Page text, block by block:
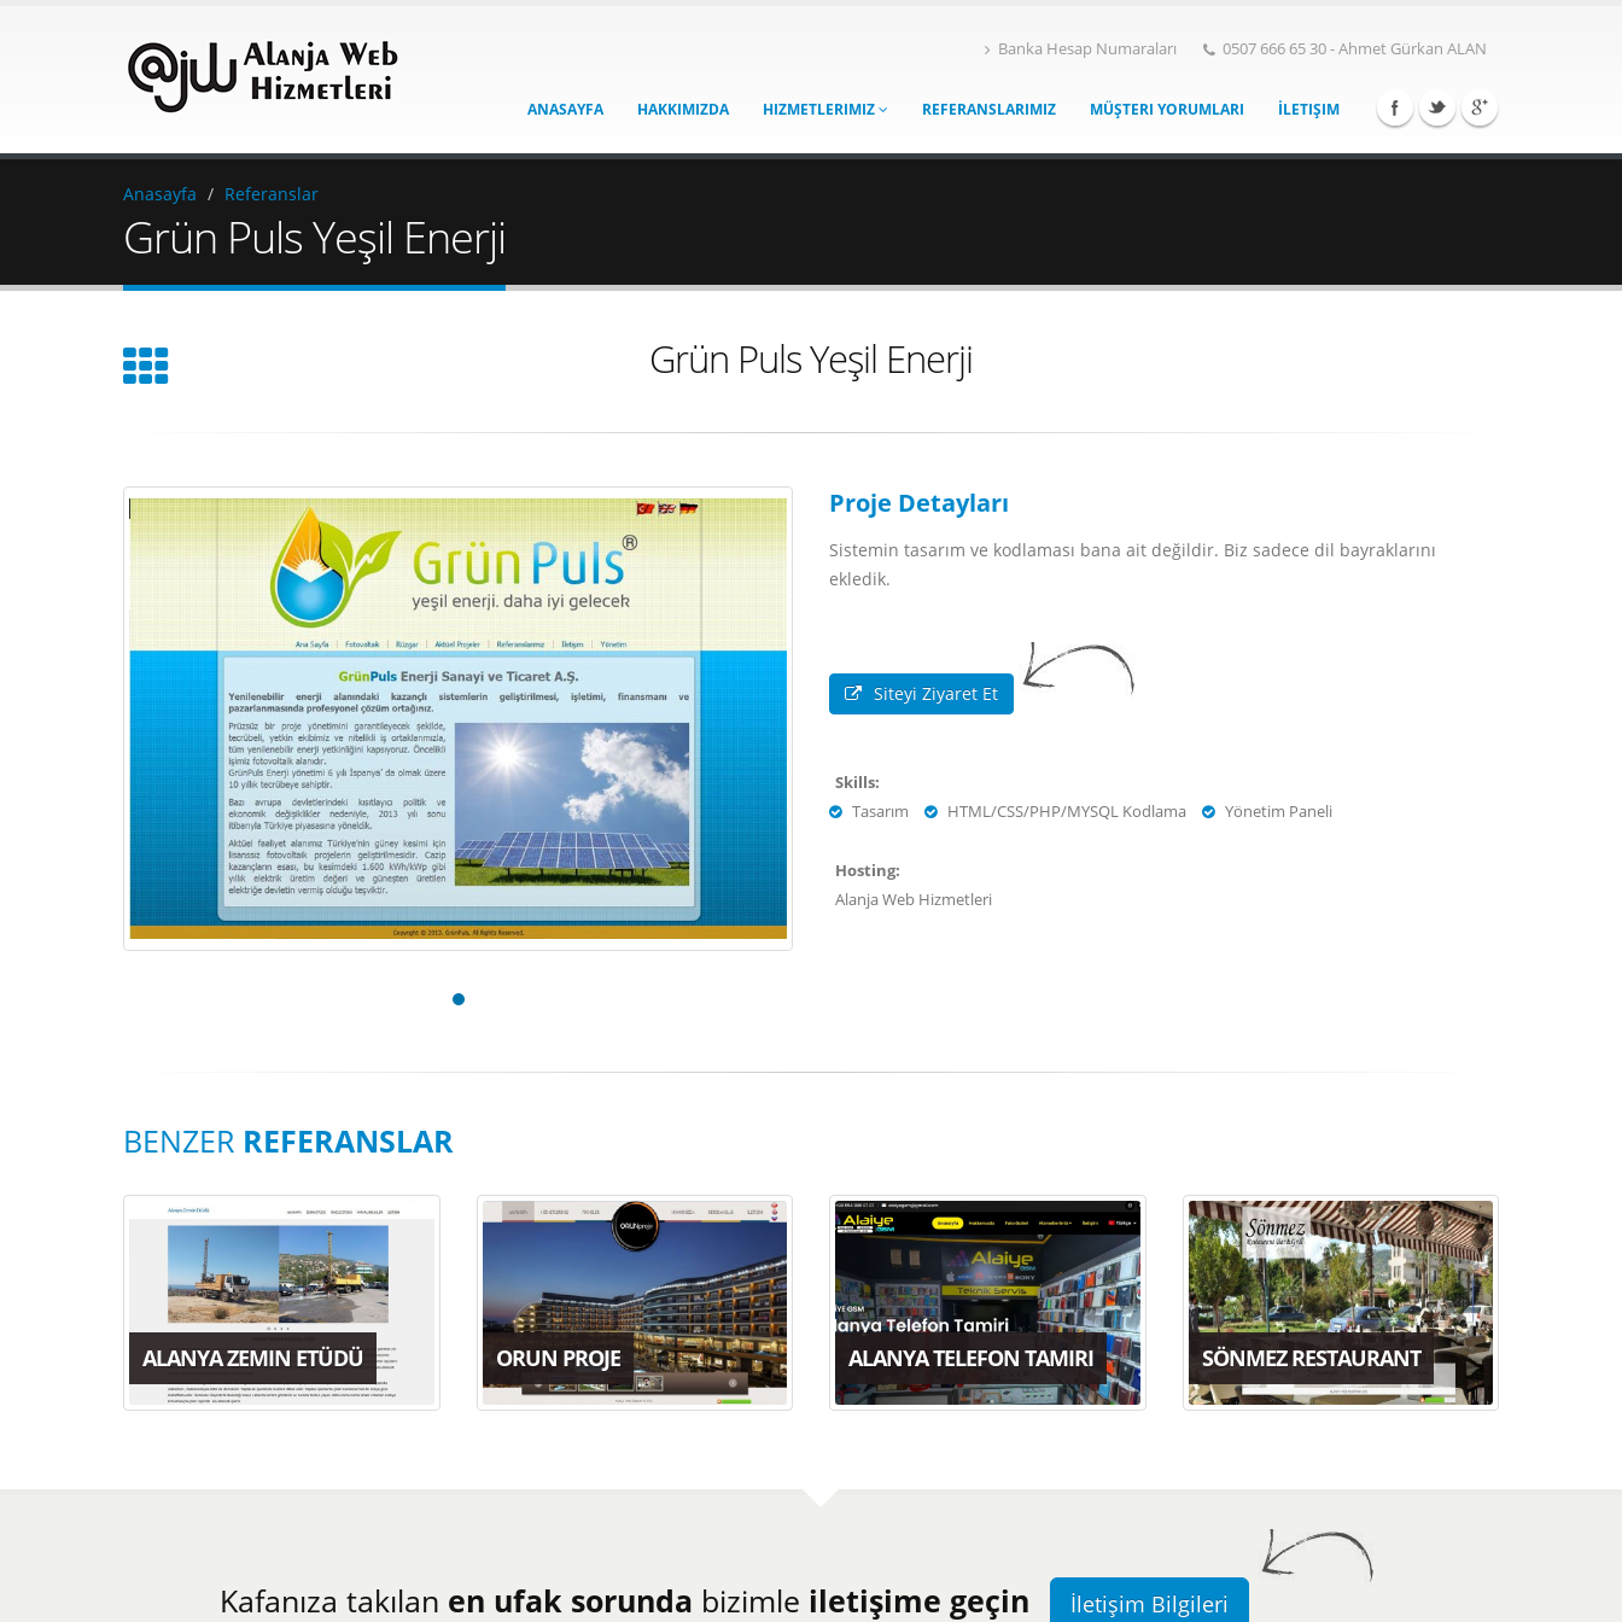
Banka Hesap Numaraları 0507 666 65 30 - Ahmet Gürkan ALAN
ANASAYFA HAKKIMIZDA HIZMETLERIMIZ REFERANSLARIMIZ MÜŞTERI YORUMLARI İLETIŞIM
Anasayfa Referanslar
Grün Puls Yeşil Enerji
Grün Puls Yeşil Enerji
Proje Detayları
Sistemin tasarım ve kodlaması bana ait değildir. Biz sadece dil bayraklarını
ekledik.
Siteyi Ziyaret Et
Skills:
Tasarım
HTML/CSS/PHP/MYSQL Kodlama Yönetim Paneli
Hosting:
Alanja Web Hizmetleri
BENZER REFERANSLAR
ALANYA ZEMIN ETÜDÜ ORUN PROJE ALANYA TELEFON TAMIRI SÖNMEZ RESTAURANT
Kafanıza takılan en ufak sorunda bizimle iletişime geçin İletişim Bilgileri